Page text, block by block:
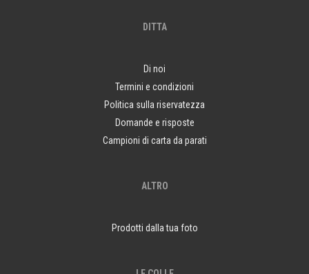
DITTA
Di noi
Termini e condizioni
Politica sulla riservatezza
Domande e risposte
Campioni di carta da parati
ALTRO
Prodotti dalla tua foto